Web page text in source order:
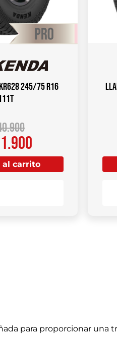
245/75 R16
al carrito
para proporcionar